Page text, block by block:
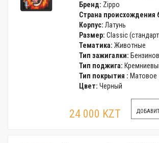
Бренд: Zippo
Страна происхождения
Корпус: Латунь
Размер: Classic
Тематика: Животные
Тип зажигалки:
Тип поджига:
Тип покрытия : Матовое
Цвет: Черный
24 000 KZT